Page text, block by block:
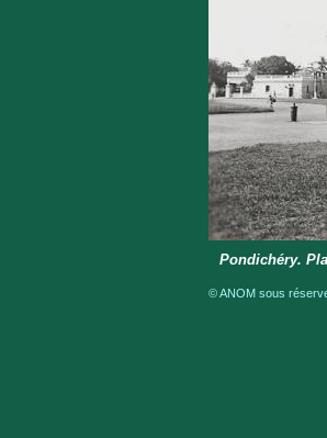
Pondichéry.
© ANOM sous